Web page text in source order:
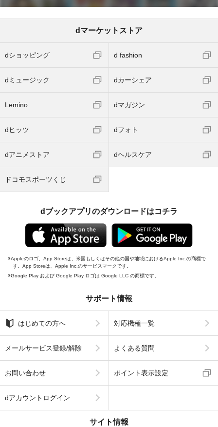
dマーケットストア
dショッピング d fashion
dミュージック dカーシェア
Lemino dマガジン
dヒッツ dフォト
dアニメストア dヘルスケア
ドコモスポーツくじ
dブックアプリのダウンロードはコチラ
Appleのロゴ、App Storeは、米国もしくはその他の国や地域におけるApple Inc.の商標で
す。App Storeは、Apple Inc.のサービスマークです。
Google Play および Google Play ロゴは Google LLC の商標です。
サポート情報
はじめての方へ 対応機種一覧
メールサービス登録/解除 よくある質問
お問い合わせ ポイント表示設定
dアカウントログイン
サイト情報